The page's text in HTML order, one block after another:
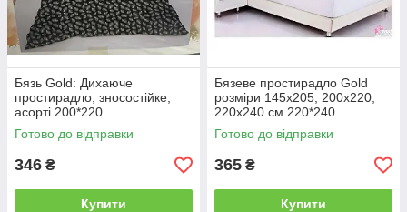
Бязь Gold: Дихаюче
простирадло, зносостійке,
асорті 200*220
Готово до відправки
346 ₴
Купити
Бязеве простирадло Gold
розміри 145х205, 200х220,
220х240 см 220*240
Готово до відправки
365 ₴
Купити